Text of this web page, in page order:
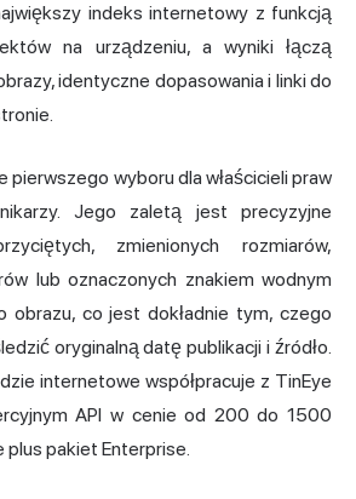
indeks internetowy z funkcją
na urządzeniu, a wyniki łączą
identyczne dopasowania i linki do
pierwszego wyboru dla właścicieli praw
Jego zaletą jest precyzyjne
zmienionych rozmiarów,
lub oznaczonych znakiem wodnym
obrazu, co jest dokładnie tym, czego
oryginalną datę publikacji i źródło.
internetowe współpracuje z TinEye
API w cenie od 200 do 1500
plus pakiet Enterprise.